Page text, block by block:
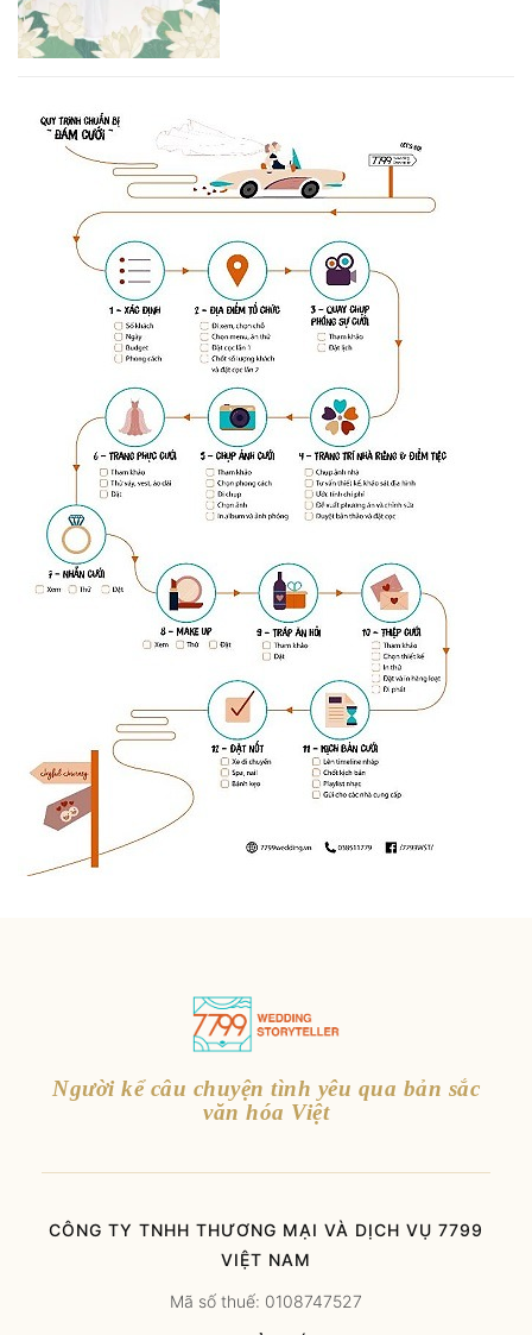
Người kể câu chuyện tình yêu qua bản sắc
văn hóa Việt
CÔNG TY TNHH THƯƠNG MẠI VÀ DỊCH VỤ 7799
VIỆT NAM
Mã số thuế: 0108747527